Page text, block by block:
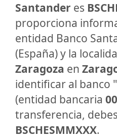
Santander es
proporciona
entidad Banco
(España) y la
Zaragoza en
identificar al banco
(entidad bancaria
transferencia,
BSCHESMMXXX.